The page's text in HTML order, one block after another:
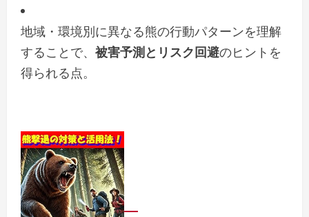
地域・環境別に異なる熊の行動パターンを理解
することで、 被害予測とリスク回避のヒントを
得られる点。